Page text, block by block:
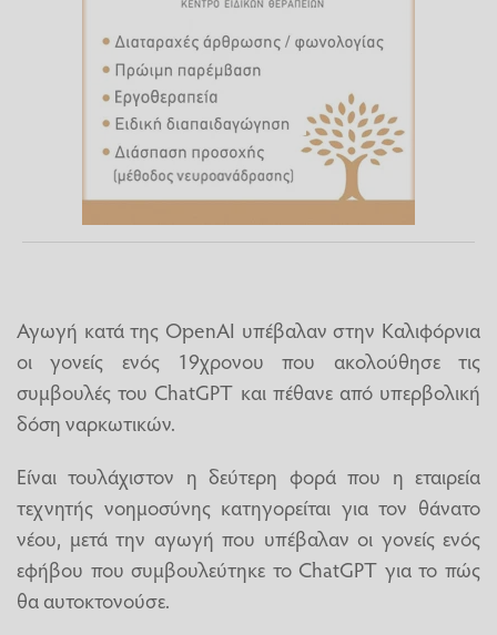
Αγωγή κατά της OpenAI υπέβαλαν στην Καλιφόρνια
οι γονείς ενός 19χρονου που ακολούθησε τις
συμβουλές του ChatGPT και πέθανε από υπερβολική
δόση ναρκωτικών.
Είναι τουλάχιστον η δεύτερη φορά που η εταιρεία
τεχνητής νοημοσύνης κατηγορείται για τον θάνατο
νέου, μετά την αγωγή που υπέβαλαν οι γονείς ενός
εφήβου που συμβουλεύτηκε το ChatGPΤ για το πώς
θα αυτοκτονούσε.